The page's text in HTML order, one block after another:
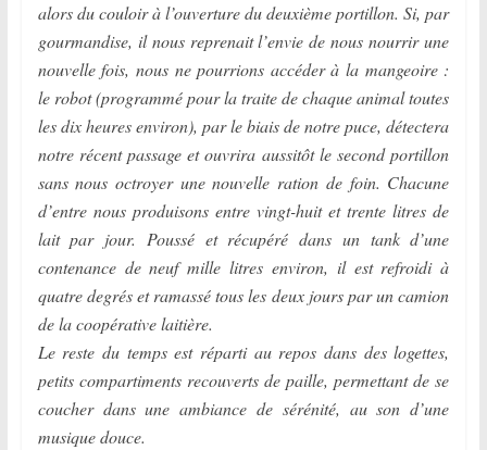
alors du couloir à l’ouverture du deuxième portillon. Si, par
gourmandise, il nous reprenait l’envie de nous nourrir une
nouvelle fois, nous ne pourrions accéder à la mangeoire :
le robot (programmé pour la traite de chaque animal toutes
les dix heures environ), par le biais de notre puce, détectera
notre récent passage et ouvrira aussitôt le second portillon
sans nous octroyer une nouvelle ration de foin. Chacune
d’entre nous produisons entre vingt-huit et trente litres de
lait par jour. Poussé et récupéré dans un tank d’une
contenance de neuf mille litres environ, il est refroidi à
quatre degrés et ramassé tous les deux jours par un camion
de la coopérative laitière.
Le reste du temps est réparti au repos dans des logettes,
petits compartiments recouverts de paille, permettant de se
coucher dans une ambiance de sérénité, au son d’une
musique douce.